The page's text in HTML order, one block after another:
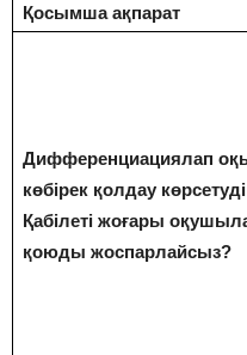
Қосымша ақпарат
Дифференциациялап
көбірек қолдау
Қабілеті жоғары
қоюды жоспарлайсыз?